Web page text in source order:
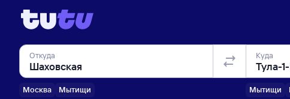
Откуда
Москва Мытищи
Куда
Мытищи